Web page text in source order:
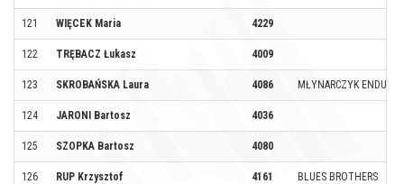
121 WIĘCEK Maria 4229
122 TRĘBACZ Łukasz 4009
123 SKROBAŃSKA Laura 4086 MŁYNARCZYK
124 JARONI Bartosz 4036
125 SZOPKA Bartosz 4080
126 RUP Krzysztof 4161 BLUES BROTHERS